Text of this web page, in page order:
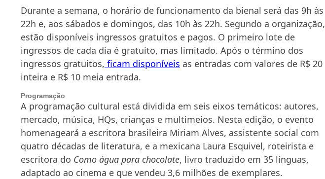
Durante a semana, o horário de funcionamento da bienal será das 9h às
22h e, aos sábados e domingos, das 10h às 22h. Segundo a organização,
estão disponíveis ingressos gratuitos e pagos. O primeiro lote de
ingressos de cada dia é gratuito, mas limitado. Após o término dos
ingressos gratuitos, ficam disponíveis as entradas com valores de R$ 20
inteira e R$ 10 meia entrada.
Programação
A programação cultural está dividida em seis eixos temáticos: autores,
mercado, música, HQs, crianças e multimeios. Nesta edição, o evento
homenageará a escritora brasileira Miriam Alves, assistente social com
quatro décadas de literatura, e a mexicana Laura Esquivel, roteirista e
escritora do Como água para chocolate, livro traduzido em 35 línguas,
adaptado ao cinema e que vendeu 3,6 milhões de exemplares.